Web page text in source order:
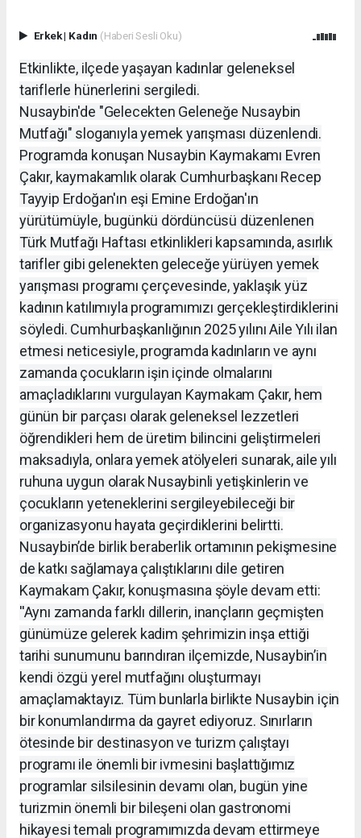
Erkek| Kadın (Haberi Sesli Oku)
Etkinlikte, ilçede yaşayan kadınlar geleneksel
tariflerle hünerlerini sergiledi.
Nusaybin'de "Gelecekten Geleneğe Nusaybin
Mutfağı" sloganıyla yemek yarışması düzenlendi.
Programda konuşan Nusaybin Kaymakamı Evren
Çakır, kaymakamlık olarak Cumhurbaşkanı Recep
Tayyip Erdoğan'ın eşi Emine Erdoğan'ın
yürütümüyle, bugünkü dördüncüsü düzenlenen
Türk Mutfağı Haftası etkinlikleri kapsamında, asırlık
tarifler gibi gelenekten geleceğe yürüyen yemek
yarışması programı çerçevesinde, yaklaşık yüz
kadının katılımıyla programımızı gerçekleştirdiklerini
söyledi. Cumhurbaşkanlığının 2025 yılını Aile Yılı ilan
etmesi neticesiyle, programda kadınların ve aynı
zamanda çocukların işin içinde olmalarını
amaçladıklarını vurgulayan Kaymakam Çakır, hem
günün bir parçası olarak geleneksel lezzetleri
öğrendikleri hem de üretim bilincini geliştirmeleri
maksadıyla, onlara yemek atölyeleri sunarak, aile yılı
ruhuna uygun olarak Nusaybinli yetişkinlerin ve
çocukların yeteneklerini sergileyebileceği bir
organizasyonu hayata geçirdiklerini belirtti.
Nusaybin’de birlik beraberlik ortamının pekişmesine
de katkı sağlamaya çalıştıklarını dile getiren
Kaymakam Çakır, konuşmasına şöyle devam etti:
''Aynı zamanda farklı dillerin, inançların geçmişten
günümüze gelerek kadim şehrimizin inşa ettiği
tarihi sunumunu barındıran ilçemizde, Nusaybin’in
kendi özgü yerel mutfağını oluşturmayı
amaçlamaktayız. Tüm bunlarla birlikte Nusaybin için
bir konumlandırma da gayret ediyoruz. Sınırların
ötesinde bir destinasyon ve turizm çalıştayı
programı ile önemli bir ivmesini başlattığımız
programlar silsilesinin devamı olan, bugün yine
turizmin önemli bir bileşeni olan gastronomi
hikayesi temalı programımızda devam ettirmeye